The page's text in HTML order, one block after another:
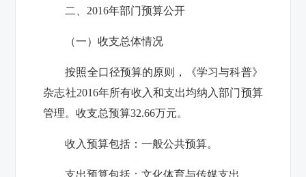
二、2016年部门预算公开
（一）收支总体情况
按照全口径预算的原则，
《学习与科普》
杂志社2016年所有收入和支出均纳入部门预算
管理。收支总预算32.66万元。
收入预算包括：一般公共预算。
支出预算包括：文化体育与传媒支出。